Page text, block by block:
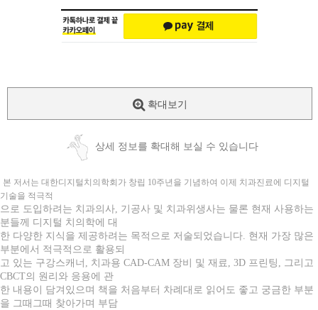
확대보기
상세 정보를 확대해 보실 수 있습니다
본 저서는 대한디지털치의학회가 창립 10주년을 기념하여 이제 치과진료에 디지털
기술을 적극적
으로 도입하려는 치과의사, 기공사 및 치과위생사는 물론 현재 사용하는
분들께 디지털 치의학에 대
한 다양한 지식을 제공하려는 목적으로 저술되었습니다. 현재 가장 많은
부분에서 적극적으로 활용되
고 있는 구강스캐너, 치과용 CAD-CAM 장비 및 재료, 3D 프린팅, 그리고
CBCT의 원리와 응용에 관
한 내용이 담겨있으며 책을 처음부터 차례대로 읽어도 좋고 궁금한 부분
을 그때그때 찾아가며 부담